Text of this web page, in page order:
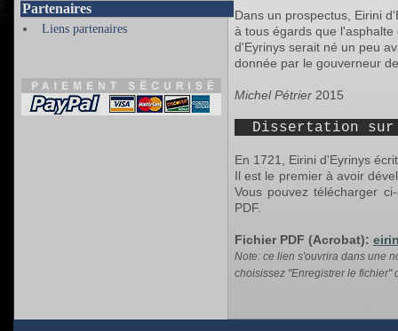
Partenaires
Liens partenaires
Dans un prospectus, Eirini
à tous égards que
d'Eyrinys serait né un peu
donnée par le gouverneur
Michel Pétrier 2015
Dissertation sur
En 1721, Eirini d'Eyrinys
Il est le premier à avoir
Vous pouvez télécharger
PDF.
Fichier PDF (Acrobat):
Note: ce lien s'ouvrira dans une
choisissez "Enregistrer le fichier"